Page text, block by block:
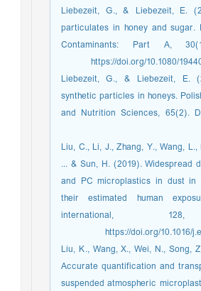
Liebezeit, G., & Liebezeit, E.
particulates in honey and
Contaminants: Part A,
https://doi.org/10.1080/
Liebezeit, G., & Liebezeit, E.
synthetic particles in honeys.
and Nutrition Sciences, 65(2).
Liu, C., Li, J., Zhang, Y., Wang,
... & Sun, H. (2019). Widespread
and PC microplastics in dust in
their estimated human
international,
https://doi.org/10.1016/
Liu, K., Wang, X., Wei, N., Song,
Accurate quantification and
suspended atmospheric